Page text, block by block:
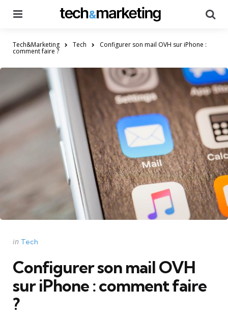
Tech&Marketing Tech Configurer son mail OVH sur iPhone :
comment faire ?
Categories
Posted
in Tech
Configurer son mail OVH
sur iPhone : comment faire
?